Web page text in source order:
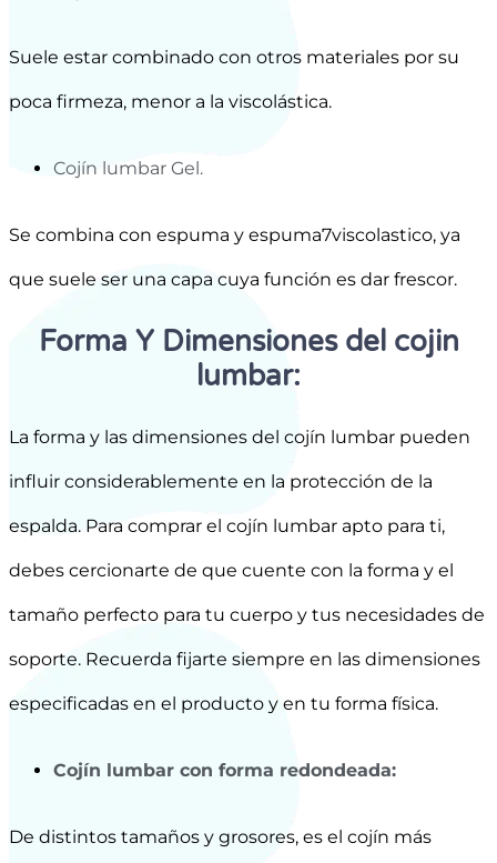
Suele estar combinado con otros materiales por su
poca firmeza, menor a la viscolástica.
Cojín lumbar Gel.
Se combina con espuma y espuma7viscolastico, ya
que suele ser una capa cuya función es dar frescor.
Forma Y Dimensiones del cojin
lumbar:
La forma y las dimensiones del cojín lumbar pueden
influir considerablemente en la protección de la
espalda. Para comprar el cojín lumbar apto para ti,
debes cercionarte de que cuente con la forma y el
tamaño perfecto para tu cuerpo y tus necesidades de
soporte. Recuerda fijarte siempre en las dimensiones
especificadas en el producto y en tu forma física.
Cojín lumbar con forma redondeada:
De distintos tamaños y grosores, es el cojín más